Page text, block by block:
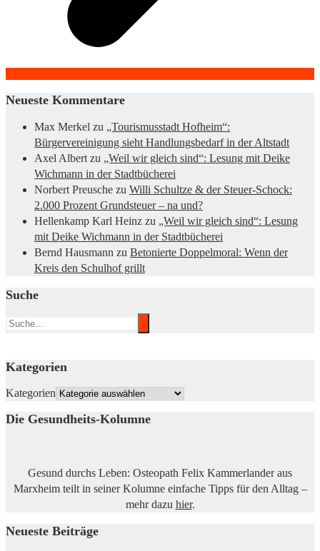
Neueste Kommentare
Max Merkel zu „Tourismusstadt Hofheim“:
Bürgervereinigung sieht Handlungsbedarf in der Altstadt
Axel Albert zu „Weil wir gleich sind“: Lesung mit Deike
Wichmann in der Stadtbücherei
Norbert Preusche zu Willi Schultze & der Steuer-Schock:
2.000 Prozent Grundsteuer – na und?
Hellenkamp Karl Heinz zu „Weil wir gleich sind“: Lesung
mit Deike Wichmann in der Stadtbücherei
Bernd Hausmann zu Betonierte Doppelmoral: Wenn der
Kreis den Schulhof grillt
Suche
Kategorien
Kategorien
Die Gesundheits-Kolumne
Gesund durchs Leben: Osteopath Felix Kammerlander aus
Marxheim teilt in seiner Kolumne einfache Tipps für den Alltag –
mehr dazu hier.
Neueste Beiträge